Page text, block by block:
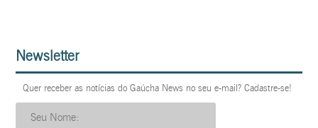
Newsletter
Quer receber as notícias do Gaúcha News no seu e-mail? Cadastre-se!